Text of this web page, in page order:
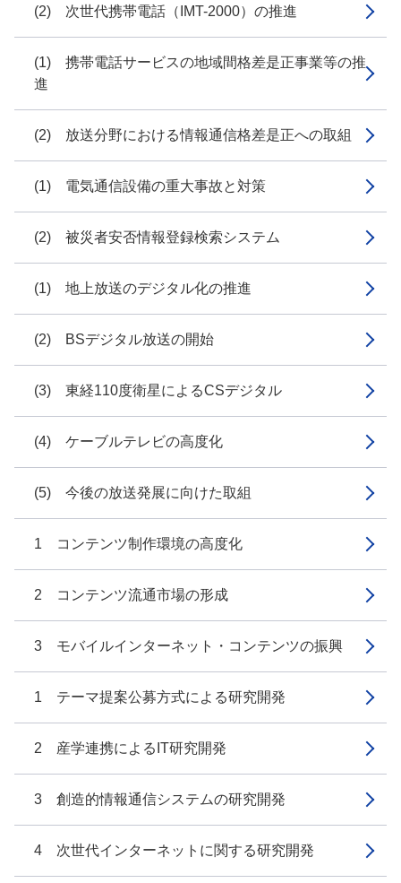
(2) 次世代携帯電話（IMT-2000）の推進
(1) 携帯電話サービスの地域間格差是正事業等の推
進
(2) 放送分野における情報通信格差是正への取組
(1) 電気通信設備の重大事故と対策
(2) 被災者安否情報登録検索システム
(1) 地上放送のデジタル化の推進
(2) BSデジタル放送の開始
(3) 東経110度衛星によるCSデジタル
(4) ケーブルテレビの高度化
(5) 今後の放送発展に向けた取組
1 コンテンツ制作環境の高度化
2 コンテンツ流通市場の形成
3 モバイルインターネット・コンテンツの振興
1 テーマ提案公募方式による研究開発
2 産学連携によるIT研究開発
3 創造的情報通信システムの研究開発
4 次世代インターネットに関する研究開発